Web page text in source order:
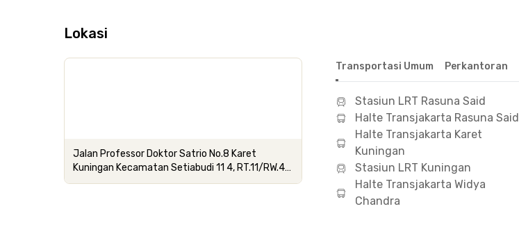
Lokasi
Jalan Professor Doktor Satrio No.8 Karet
Kuningan Kecamatan Setiabudi 11 4, RT.11/RW.4,
Kuningan,
Transportasi Umum Perkantoran
Stasiun LRT Rasuna Said
Halte Transjakarta Rasuna Said
Halte Transjakarta Karet
Kuningan
Stasiun LRT Kuningan
Halte Transjakarta Widya
Chandra